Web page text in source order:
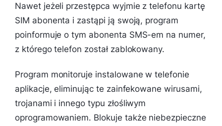
Nawet jeżeli przestępca wyjmie z telefonu kartę
SIM abonenta i zastąpi ją swoją, program
poinformuje o tym abonenta SMS-em na numer,
z którego telefon został zablokowany.
Program monitoruje instalowane w telefonie
aplikacje, eliminując te zainfekowane wirusami,
trojanami i innego typu złośliwym
oprogramowaniem. Blokuje także niebezpieczne